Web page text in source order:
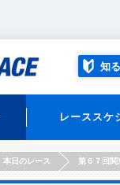
知
レーススケ
本日のレース 第６７回関